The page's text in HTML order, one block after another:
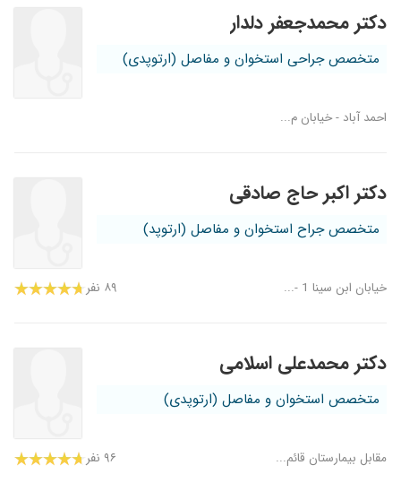
دکتر محمدجعفر دلدار
متخصص جراحی استخوان و مفاصل (ارتوپدی)
احمد آباد - خیابان م...
دکتر اکبر حاج صادقی
متخصص جراح استخوان و مفاصل (ارتوپد)
خیابان ابن سینا 1 -... ۸۹ نفر
دکتر محمدعلی اسلامی
متخصص استخوان و مفاصل (ارتوپدی)
مقابل بیمارستان قائم... ۹۶ نفر